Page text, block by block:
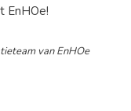
EnHOe!
van EnHOe